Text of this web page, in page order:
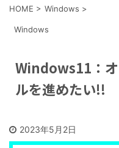
HOME > Windows >
Windows
Windows11：
ルを進めたい!!
2023年5月2日